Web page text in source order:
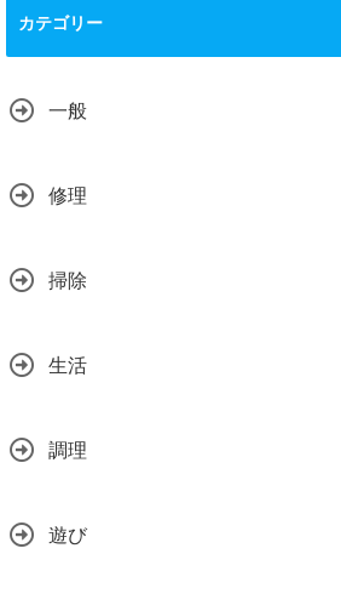
カテゴリー
一般
修理
掃除
生活
調理
遊び